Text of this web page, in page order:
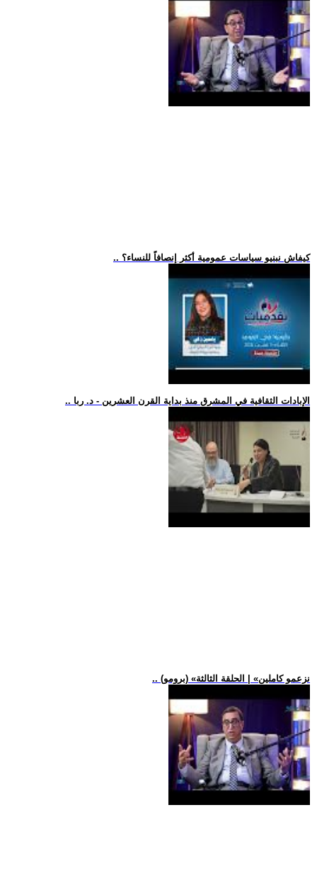
.. كيفاش نبنيو سياسات عمومية أكثر إنصافاً للنساء؟
.. الإبادات الثقافية في المشرق منذ بداية القرن العشرين - د. ربا
.. (برومو) «نزعمو كاملين» | الحلقة الثالثة